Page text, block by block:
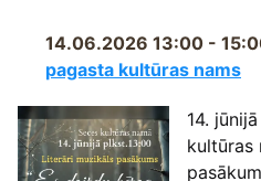
14.06.2026 13:00 -
pagasta kultūras nams
14.
kultūras